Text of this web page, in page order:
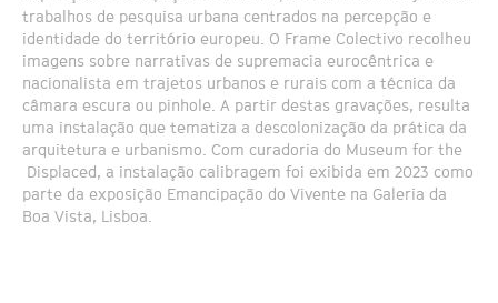
trabalhos de pesquisa urbana centrados na percepção e
identidade do território europeu. O Frame Colectivo recolheu
imagens sobre narrativas de supremacia eurocêntrica e
nacionalista em trajetos urbanos e rurais com a técnica da
câmara escura ou pinhole. A partir destas gravações, resulta
uma instalação que tematiza a descolonização da prática da
arquitetura e urbanismo. Com curadoria do Museum for the
Displaced, a instalação calibragem foi exibida em 2023 como
parte da exposição Emancipação do Vivente na Galeria da
Boa Vista, Lisboa.